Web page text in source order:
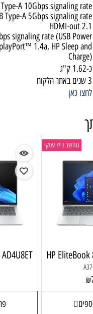
Type-A 10Gbps signaling rate
Type-A 5Gbps signaling rate
HDMI-out 2.1
signaling rate (USB Power
1.4a, HP Sleep and
Charge)
כ-1.62 ק"ג
3 שנים באתר הלקוח
לחצו כאן
מחשב נייד עסקי
HP EliteBook
₪